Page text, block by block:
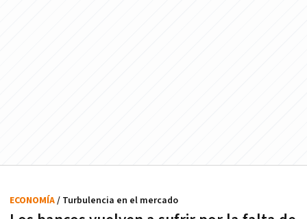
ECONOMÍA/ Turbulencia en el mercado